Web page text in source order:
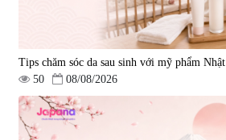
Tips chăm sóc da sau sinh với mỹ phẩm Nhật
50
08/08/2026